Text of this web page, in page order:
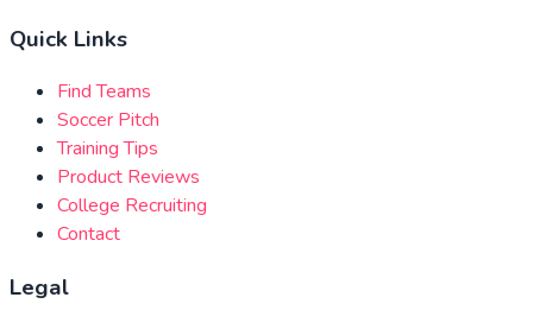
Quick Links
Find Teams
Soccer Pitch
Training Tips
Product Reviews
College Recruiting
Contact
Legal